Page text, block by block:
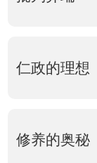
仁政的理想
修养的奥秘